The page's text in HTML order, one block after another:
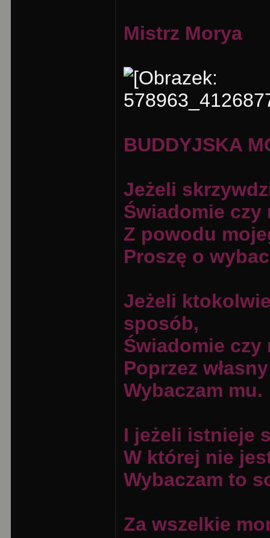
Mistrz Morya
BUDDYJSKA
Jeżeli
Świadomie czy
Z powodu
Proszę o
Jeżeli
sposób,
Świadomie czy
Poprzez
Wybaczam mu.
I jeżeli istnieje
W której nie
Wybaczam to
Za wszelkie